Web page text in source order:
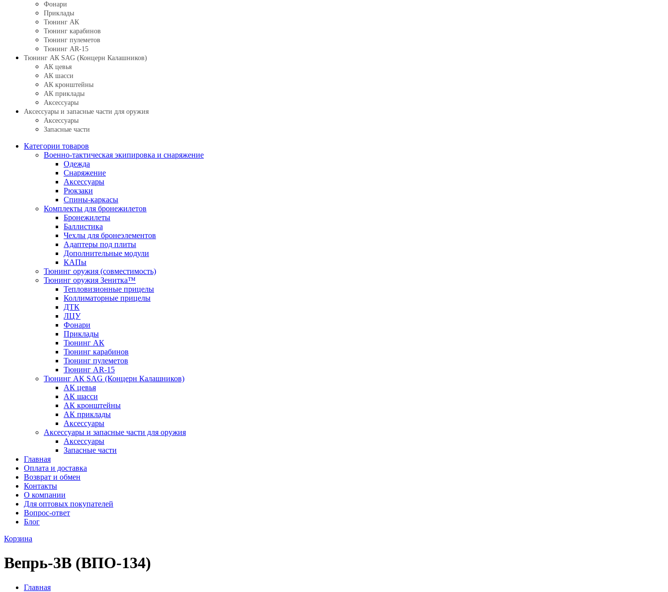
Фонари
Приклады
Тюнинг АК
Тюнинг карабинов
Тюнинг пулеметов
Тюнинг AR-15
Тюнинг АК SAG (Концерн Калашников)
АК цевья
АК шасси
АК кронштейны
АК приклады
Аксессуары
Аксессуары и запасные части для оружия
Аксессуары
Запасные части
Категории товаров
Военно-тактическая экипировка и снаряжение
Одежда
Снаряжение
Аксессуары
Рюкзаки
Спины-каркасы
Комплекты для бронежилетов
Бронежилеты
Баллистика
Чехлы для бронеэлементов
Адаптеры под плиты
Дополнительные модули
КАПы
Тюнинг оружия (совместимость)
Тюнинг оружия Зенитка™
Тепловизионные прицелы
Коллиматорные прицелы
ДТК
ЛЦУ
Фонари
Приклады
Тюнинг АК
Тюнинг карабинов
Тюнинг пулеметов
Тюнинг AR-15
Тюнинг АК SAG (Концерн Калашников)
АК цевья
АК шасси
АК кронштейны
АК приклады
Аксессуары
Аксессуары и запасные части для оружия
Аксессуары
Запасные части
Главная
Оплата и доставка
Возврат и обмен
Контакты
О компании
Для оптовых покупателей
Вопрос-ответ
Блог
Корзина
Вепрь-3В (ВПО-134)
Главная